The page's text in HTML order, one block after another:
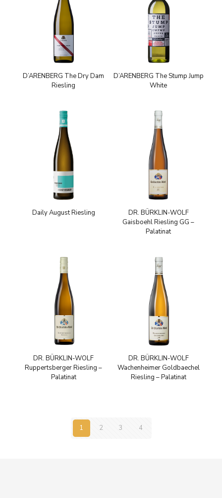
D’ARENBERG The Dry Dam
Riesling
D’ARENBERG The Stump Jump
White
Daily August Riesling
DR. BÜRKLIN-WOLF
Gaisboehl Riesling GG –
Palatinat
DR. BÜRKLIN-WOLF
Ruppertsberger Riesling –
Palatinat
DR. BÜRKLIN-WOLF
Wachenheimer Goldbaechel
Riesling – Palatinat
1 2 3 4